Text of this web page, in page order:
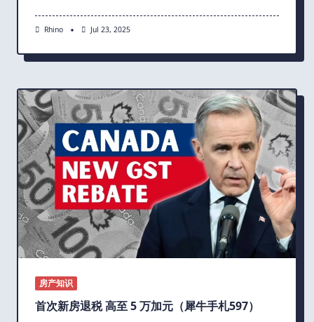
Rhino Jul 23, 2025
房产知识
首次新房退税 高至 5 万加元（犀牛手札597）